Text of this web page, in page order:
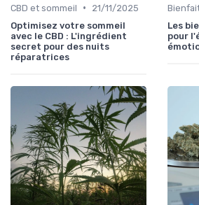
CBD et sommeil •
21/11/2025
Optimisez votre sommeil
avec le CBD : L'ingrédient
secret pour des nuits
réparatrices
Les
pour